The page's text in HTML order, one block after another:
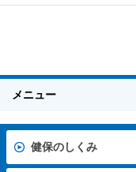
メニュー
健保のしくみ